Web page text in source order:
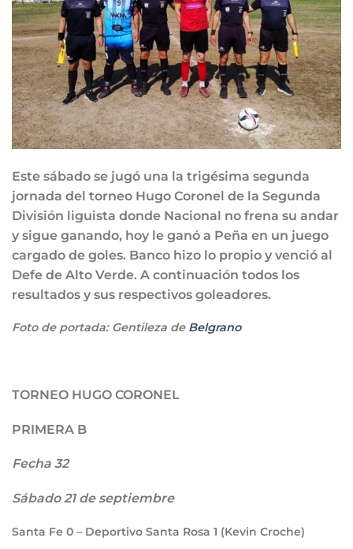
Este sábado se jugó una la trigésima segunda
jornada del torneo Hugo Coronel de la Segunda
División liguista donde Nacional no frena su andar
y sigue ganando, hoy le ganó a Peña en un juego
cargado de goles. Banco hizo lo propio y venció al
Defe de Alto Verde. A continuación todos los
resultados y sus respectivos goleadores.
Foto de portada: Gentileza de Belgrano
TORNEO HUGO CORONEL
PRIMERA B
Fecha 32
Sábado 21 de septiembre
Santa Fe 0 – Deportivo Santa Rosa 1 (Kevin Croche)